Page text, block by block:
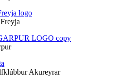
Akureyrar